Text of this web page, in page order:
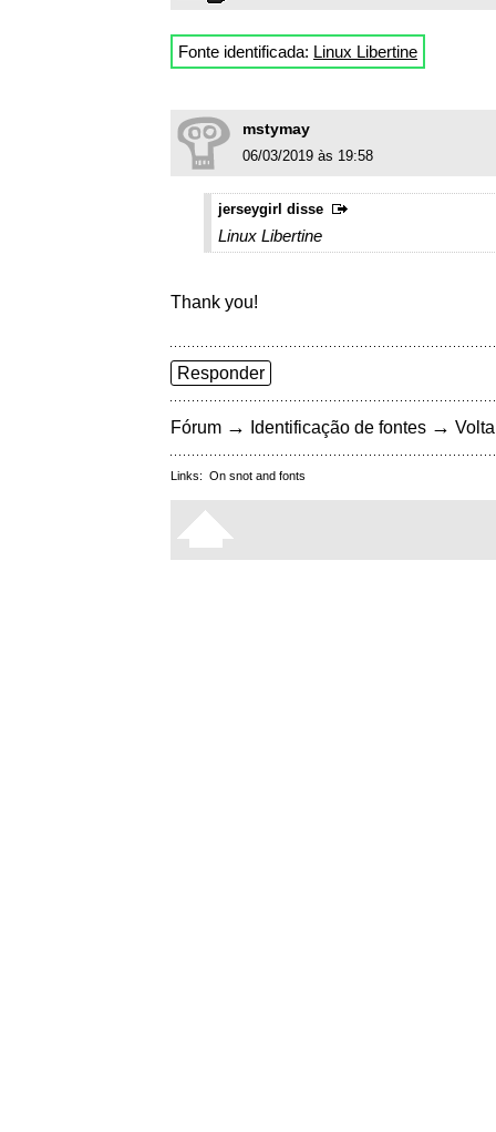
Fonte identificada: Linux Libertine
mstymay
06/03/2019 às 19:58
jerseygirl disse
Linux Libertine
Thank you!
Responder
Fórum → Identificação de fontes →
Links: On snot and fonts